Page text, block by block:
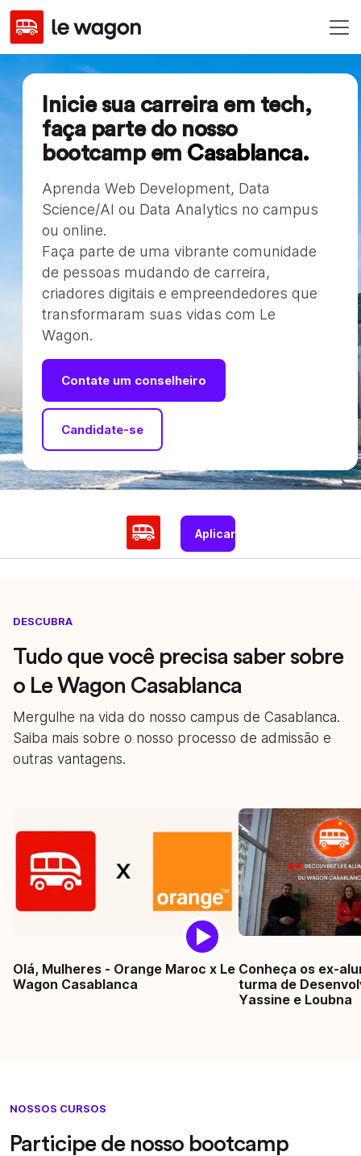
Inicie sua carreira em tech,
faça parte do nosso
boo tcamp em Casablanca.
Aprenda Web Development, Data
Science/AI ou Data Analytics no campus
ou online.
Faça parte de uma vibrante comunidade
de pessoas mudando de carreira,
criadores digitais e empreendedores que
transformaram suas vidas com Le
Wagon.
Contate um conselheiro
Candidate-se
Aplicar
DESCUBRA
Tudo que você precisa saber sobre
o Le Wagon Casablanca
Mergulhe na vida do nosso campus de Casablanca.
Saiba mais sobre o nosso processo de admissão e
outras vantagens.
Olá, Mulheres - Orange Maroc x Le
Wagon Casablanca
Conheça os ex-
turma de
Yassine e Loubna
NOSSOS CURSOS
Participe de nosso bootcamp